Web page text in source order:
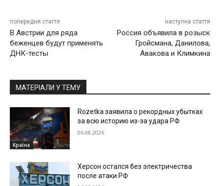
попередня стаття
В Австрии для ряда
беженцев будут применять
ДНК-тесты
наступна стаття
Россия объявила в розыск
Гройсмана, Данилова,
Авакова и Климкина
МАТЕРІАЛИ У ТЕМУ
Країна
Rozetka заявила о рекордных убытках
за всю историю из-за удара РФ
06.08.2026
Херсон остался без электричества
после атаки РФ